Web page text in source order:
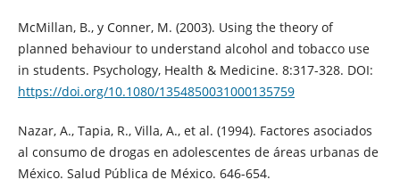
McMillan, B., y Conner, M. (2003). Using the theory of
planned behaviour to understand alcohol and tobacco use
in students. Psychology, Health & Medicine. 8:317-328. DOI:
https://doi.org/10.1080/1354850031000135759
Nazar, A., Tapia, R., Villa, A., et al. (1994). Factores asociados
al consumo de drogas en adolescentes de áreas urbanas de
México. Salud Pública de México. 646-654.